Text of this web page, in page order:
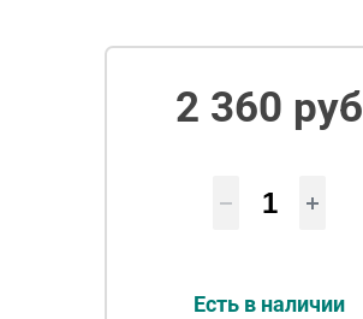
2 360 руб
Есть в наличии